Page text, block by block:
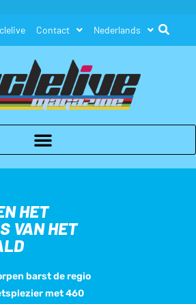
Contact Nederlands
HET
VAN HET
barst de regio
met 460